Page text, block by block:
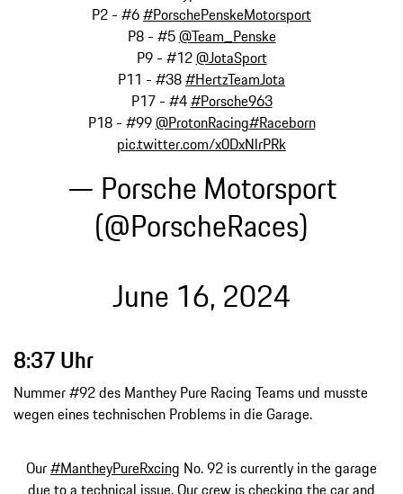
P2 - #6#PorschePenskeMotorsport
P8 - #5@Team_Penske
P9 - #12@JotaSport
P11 - #38#HertzTeamJota
P17 - #4#Porsche963
P18 - #99@ProtonRacing#Raceborn
pic.twitter.com/x0DxNlrPRk
— Porsche Motorsport
(@PorscheRaces)
June 16, 2024
8:37 Uhr
Nummer #92 des Manthey Pure Racing Teams und musste
wegen eines technischen Problems in die Garage.
Our#MantheyPureRxcing No. 92 is currently in the garage
due to a technical issue. Our crew is checking the car and